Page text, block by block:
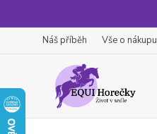
Náš příběh Vše o nákupu